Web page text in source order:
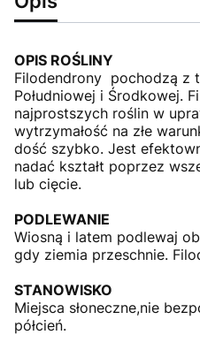
OPIS ROŚLINY
Filodendrony pochodzą z
Południowej i Środkowej.
najprostszych roślin w
wytrzymałość na złe
dość szybko. Jest
nadać kształt poprzez
lub cięcie.
PODLEWANIE
Wiosną i latem podlewaj
gdy ziemia przeschnie.
STANOWISKO
Miejsca słoneczne,nie
półcień.